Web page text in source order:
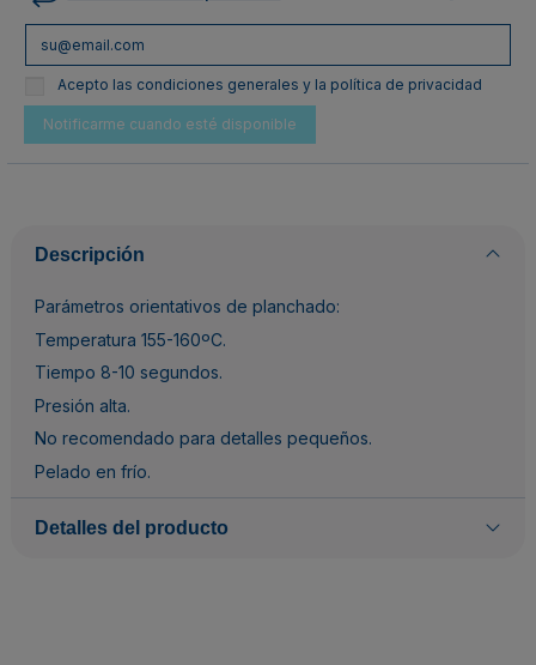
Acepto las condiciones generales y la política de privacidad
Descripción
Parámetros orientativos de planchado:
Temperatura 155-160ºC.
Tiempo 8-10 segundos.
Presión alta.
No recomendado para detalles pequeños.
Pelado en frío.
Detalles del producto